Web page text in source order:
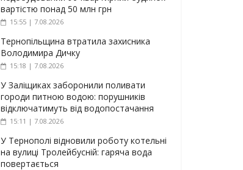
вартістю понад 50 млн грн
15:55 | 7.08.2026
Тернопільщина втратила захисника
Володимира Дичку
15:18 | 7.08.2026
У Заліщиках заборонили поливати
городи питною водою: порушників
відключатимуть від водопостачання
15:11 | 7.08.2026
У Тернополі відновили роботу котельні
на вулиці Тролейбусній: гаряча вода
повертається